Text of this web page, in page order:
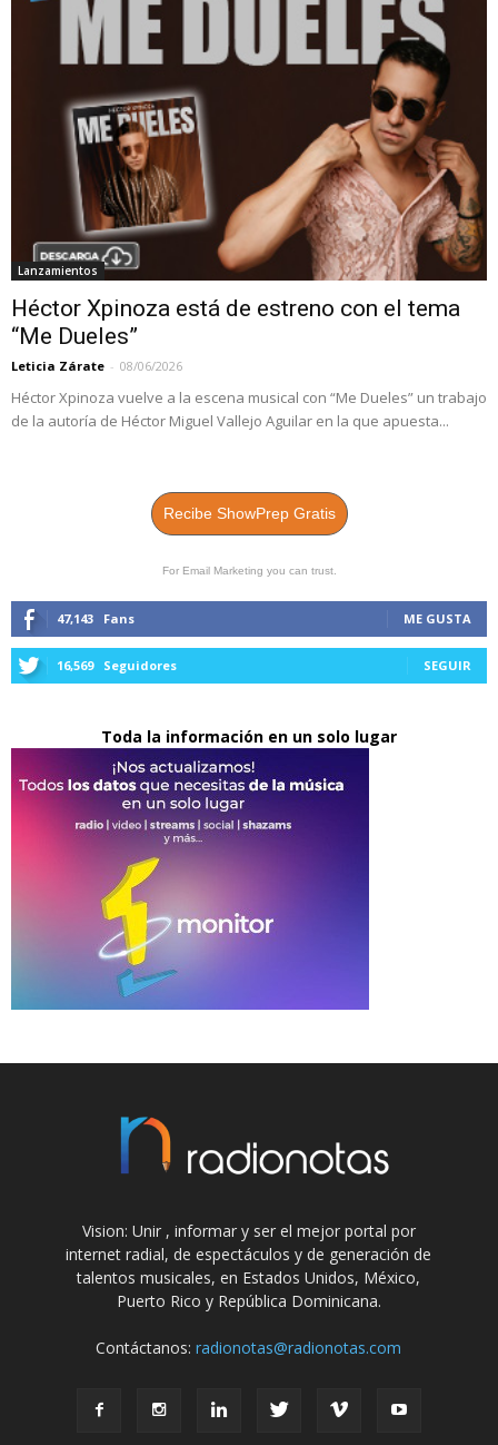
Lanzamientos
Héctor Xpinoza está de estreno con el tema
“Me Dueles”
Leticia Zárate - 08/06/2026
Héctor Xpinoza vuelve a la escena musical con “Me Dueles” un trabajo
de la autoría de Héctor Miguel Vallejo Aguilar en la que apuesta...
Recibe ShowPrep Gratis
For Email Marketing you can trust.
47,143 Fans ME GUSTA
16,569 Seguidores SEGUIR
Toda la información en un solo lugar
Vision: Unir , informar y ser el mejor portal por
internet radial, de espectáculos y de generación de
talentos musicales, en Estados Unidos, México,
Puerto Rico y República Dominicana.
Contáctanos:radionotas@radionotas.com